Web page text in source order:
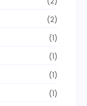
(2)
(1)
(1)
(1)
(1)